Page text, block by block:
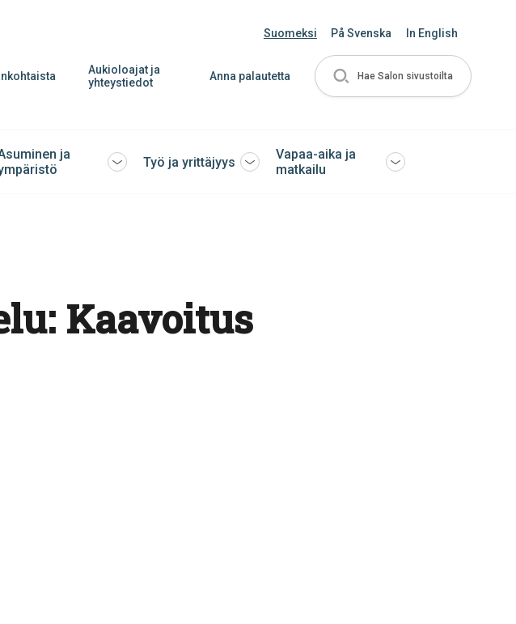
Suomeksi På Svenska In English
Aukioloajat ja
yhteystiedot
Anna palautetta Hae Salon sivustoilta
ja
Avaa
Työ ja yrittäjyys Avaa
Vapaa-aika ja
matkailu
Avaa
Kaavoitus